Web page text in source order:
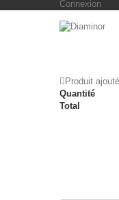
Connexion
Produit
Quantité
Total